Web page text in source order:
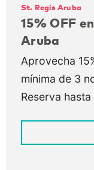
St. Regis Aruba
15% OFF
Aruba
Aprovecha
mínima de 3
Reserva